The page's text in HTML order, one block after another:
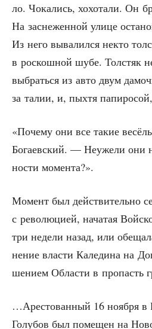
ло. Чока­лись, хохо­та­ли. Он
На засне­жен­ной ули­це
Из него выва­лил­ся некто
в рос­кош­ной шубе. Тол­стяк
выбрать­ся из авто двум
за талии, и, пых­тя
«Поче­му они все такие
Бога­ев­ский. — Неуже­ли они
но­сти момента?».
Момент был дей­стви­тель­но
с рево­лю­ци­ей, нача­тая
три неде­ли назад, или
не­ние вла­сти Кале­ди­на на
ше­ни­ем Обла­сти в про­пасть
…Аре­сто­ван­ный 16 нояб­ря в
Голу­бов был поме­щен на